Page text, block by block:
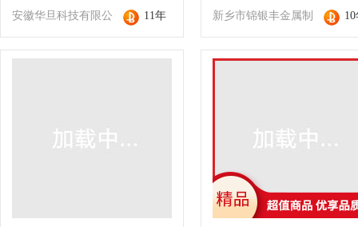
安徽华旦科技有限公
司
11年
新乡市锦银丰金属制
品有限公司